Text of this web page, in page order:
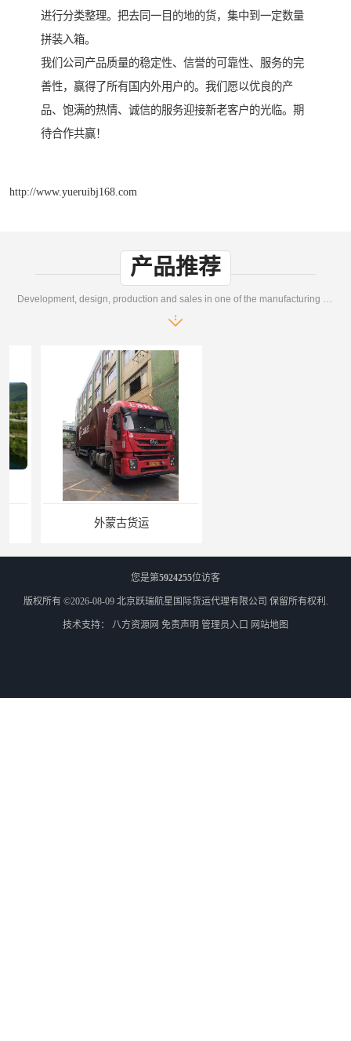
进行分类整理。把去同一目的地的货，集中到一定数量
拼装入箱。
我们公司产品质量的稳定性、信誉的可靠性、服务的完
善性，赢得了所有国内外用户的。我们愿以优良的产
品、饱满的热情、诚信的服务迎接新老客户的光临。期
待合作共赢！
http://www.yueruibj168.com
产品推荐
Development, design, production and sales in one of the manufacturing enterprises
外蒙古货运
您是第5924255位访客
版权所有 ©2026-08-09 北京跃瑞航星国际货运代理有限公司 保留所有权利.
技术支持： 八方资源网 免责声明 管理员入口 网站地图